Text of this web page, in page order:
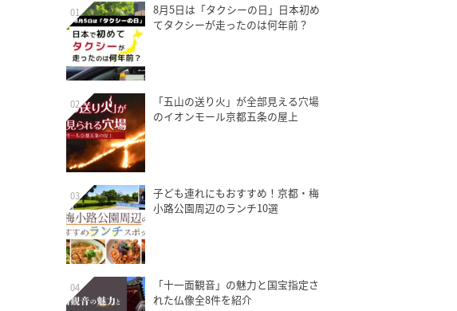
01
8月5日は「タクシーの日」日本初め
てタクシーが走ったのは何年前？
02
「五山の送り火」が全部見える穴場
のイオンモール京都五条の屋上
03
子ども連れにもおすすめ！京都・梅
小路公園周辺のランチ10選
04
「十一面観音」の魅力と国宝指定さ
れた仏像全8件を紹介